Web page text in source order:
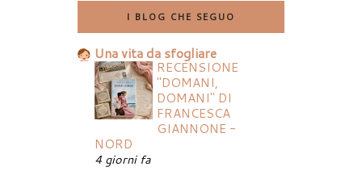
I BLOG CHE SEGUO
Una vita da sfogliare
RECENSIONE
"DOMANI,
DOMANI" DI
FRANCESCA
GIANNONE -
NORD
4 giorni fa